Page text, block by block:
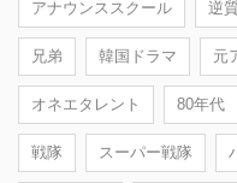
アナウンススクール 逆
兄弟 韓国ドラマ 元
オネエタレント 80年代
戦隊 スーパー戦隊